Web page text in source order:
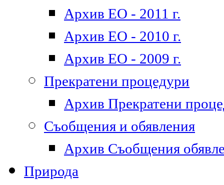
Архив ЕО - 2011 г.
Архив ЕО - 2010 г.
Архив ЕО - 2009 г.
Прекратени процедури
Архив Прекратени
Съобщения и обявления
Архив Съобщения
Природа